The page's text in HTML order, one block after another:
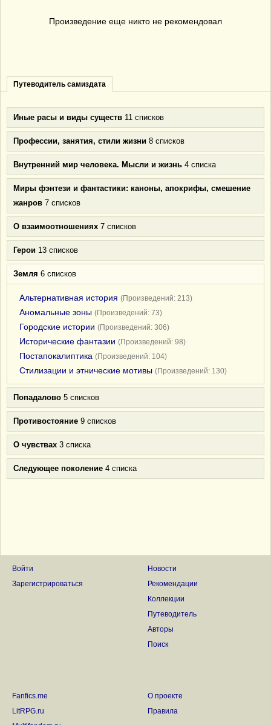
Произведение еще никто не рекомендовал
Путеводитель самиздата
Иные расы и виды существ 11 списков
Профессии, занятия, стили жизни 8 списков
Внутренний мир человека. Мысли и жизнь 4 списка
Миры фэнтези и фантастики: каноны, апокрифы, смешение
жанров 7 списков
О взаимоотношениях 7 списков
Герои 13 списков
Земля 6 списков
Альтернативная история (Произведений: 213)
Аномальные зоны (Произведений: 73)
Городские истории (Произведений: 306)
Исторические фантазии (Произведений: 98)
Постапокалиптика (Произведений: 104)
Стилизации и этнические мотивы (Произведений: 130)
Попадалово 5 списков
Противостояние 9 списков
О чувствах 3 списка
Следующее поколение 4 списка
Войти
Зарегистрироваться
Новости
Рекомендации
Коллекции
Путеводитель
Авторы
Поиск
Fanfics.me
LitRPG.ru
О проекте
Правила